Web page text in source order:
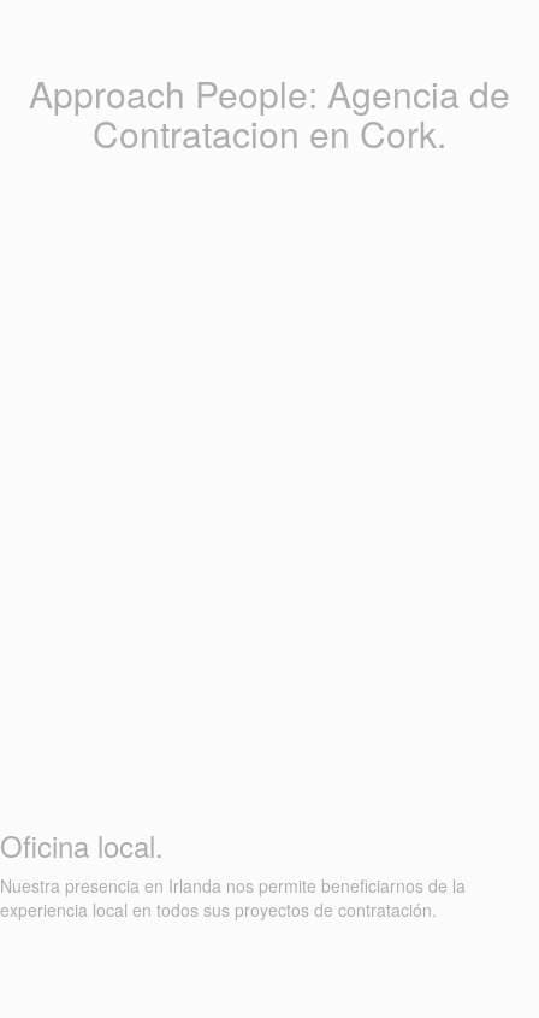
Approach People: Agencia de
Contratacion en Cork.
Oficina local.
Nuestra presencia en Irlanda nos permite beneficiarnos de la
experiencia local en todos sus proyectos de contratación.